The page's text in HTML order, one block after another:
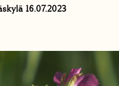
16.07.2023